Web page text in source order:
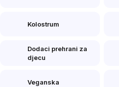
Kolostrum
Dodaci prehrani za
djecu
Veganska